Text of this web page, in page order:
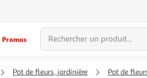
Promos
Pot de fleurs, jardinière Pot de